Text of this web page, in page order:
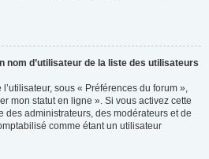
nom d’utilisateur de la liste des utilisateurs
sous « Préférences du forum »,
mon statut en ligne ». Si vous activez cette
des administrateurs, des modérateurs et de
comme étant un utilisateur